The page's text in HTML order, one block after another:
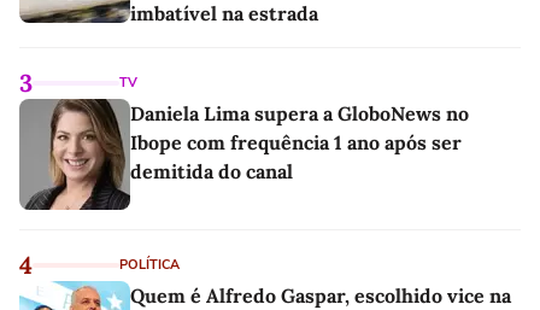
imbatível na estrada
3 TV
Daniela Lima supera a GloboNews no
Ibope com frequência 1 ano após ser
demitida do canal
4 POLÍTICA
Quem é Alfredo Gaspar, escolhido vice na